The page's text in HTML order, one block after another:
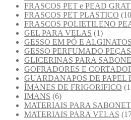
FRASCOS PET e PEAD
FRASCOS PET PLASTICO
FRASCOS POLIETILENO
GEL PARA VELAS (1)
GESSO EM PÓ E ALGINATOS
GESSO PERFUMADO PEÇAS
GLICERINAS PARA
GOFRADORES E
GUARDANAPOS DE PAPEL
ÍMANES DE FRIGORIFICO
IMANS (6)
MATERIAIS PARA
MATERIAIS PARA VELAS